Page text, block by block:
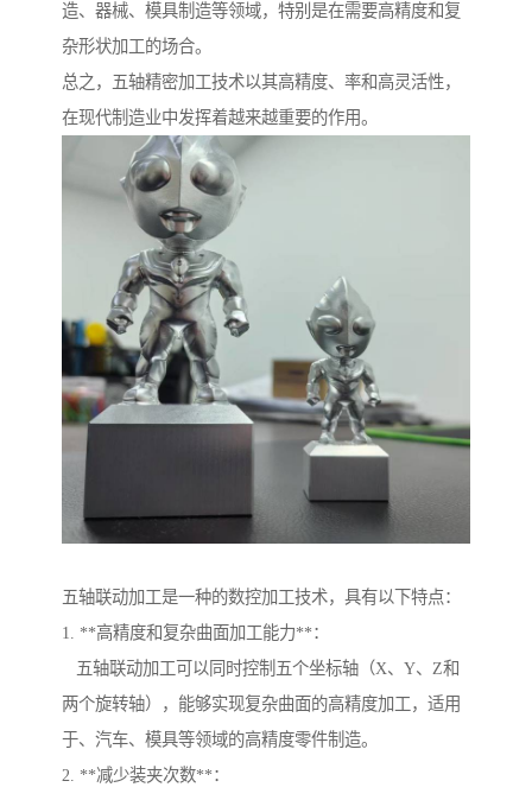
造、器械、模具制造等领域，特别是在需要高精度和复
杂形状加工的场合。
总之，五轴精密加工技术以其高精度、率和高灵活性，
在现代制造业中发挥着越来越重要的作用。
五轴联动加工是一种的数控加工技术，具有以下特点：
1. **高精度和复杂曲面加工能力**：
五轴联动加工可以同时控制五个坐标轴（X、Y、Z和
两个旋转轴），能够实现复杂曲面的高精度加工，适用
于、汽车、模具等领域的高精度零件制造。
2. **减少装夹次数**：